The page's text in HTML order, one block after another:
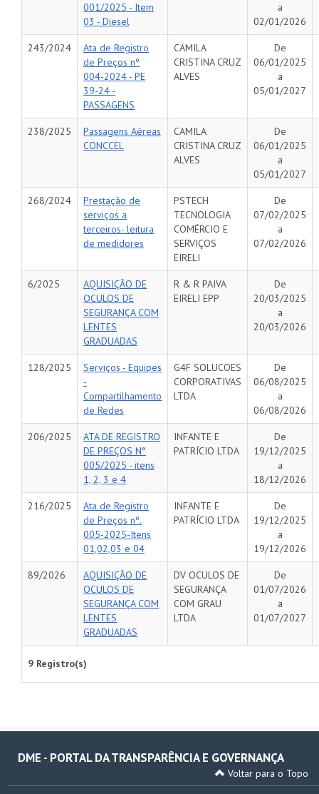
001/2025 - Item
03 - Diesel
a
02/01/2026
243/2024
Ata de Registro
de Preços nº
004-2024 - PE
39-24 -
PASSAGENS
CAMILA
CRISTINA CRUZ
ALVES
De
06/01/2025
a
05/01/2027
238/2025
Passagens Aéreas
CONCCEL
CAMILA
CRISTINA CRUZ
ALVES
De
06/01/2025
a
05/01/2027
268/2024
Prestação de
serviços a
terceiros- leitura
de medidores
PSTECH
TECNOLOGIA
COMÉRCIO E
SERVIÇOS
EIRELI
De
07/02/2025
a
07/02/2026
6/2025
AQUISIÇÃO DE
OCULOS DE
SEGURANÇA COM
LENTES
GRADUADAS
R & R PAIVA
EIRELI EPP
De
20/03/2025
a
20/03/2026
128/2025
Serviços - Equipes
-
Compartilhamento
de Redes
G4F SOLUCOES
CORPORATIVAS
LTDA
De
06/08/2025
a
06/08/2026
206/2025
ATA DE REGISTRO
DE PREÇOS N°
005/2025 - itens
1, 2, 3 e 4
INFANTE E
PATRÍCIO LTDA
De
19/12/2025
a
18/12/2026
216/2025
Ata de Registro
de Preços nº.
005-2025-Itens
01,02,03 e 04
INFANTE E
PATRÍCIO LTDA
De
19/12/2025
a
19/12/2026
89/2026
AQUISIÇÃO DE
OCULOS DE
SEGURANÇA COM
LENTES
GRADUADAS
DV OCULOS DE
SEGURANÇA
COM GRAU
LTDA
De
01/07/2026
a
01/07/2027
9 Registro(s)
DME - PORTAL DA TRANSPARÊNCIA E GOVERNANÇA
Voltar para o Topo